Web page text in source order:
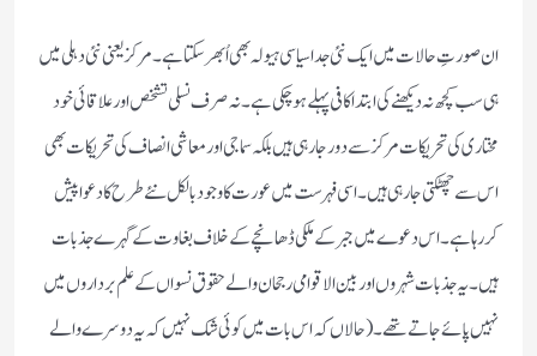
ان صورتِ حالات میں ایک نئی جدا سیاسی ہیولہ بھی اُبھر سکتاہے۔مرکز یعنی نئی دہلی میں
ہی سب کچھ نہ دیکھنے کی ابتدا کافی پہلے ہوچکی ہے۔نہ صرف نسلی تشخص اور علاقائی خود
مختاری کی تحریکات مرکزسے دور جارہی ہیں بلکہ سماجی اور معاشی انصاف کی تحریکات بھی
اس سے چھٹکتی جارہی ہیں۔اسی فہرست میں عورت کا وجود بالکل نئے طرح کا دعوا پیش
کررہاہے۔اس دعوے میں جبر کے ملکی ڈھانچے کے خلاف بغاوت کے گہرے جذبات
ہیں۔یہ جذبات شہروں اور بین الاقوامی رجحان والے حقوق نسواں کے علم برداروں میں
نہیں پائے جاتے تھے۔(حالاں کہ اس بات میں کوئی شک نہیں کہ یہ دوسرے والے